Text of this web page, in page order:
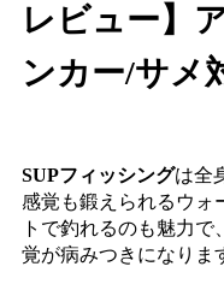
レビュー】
ンカー/サメ
SUPフィッシングは全
感覚も鍛えられるウォ
トで釣れるのも魅力
覚が病みつきになりま